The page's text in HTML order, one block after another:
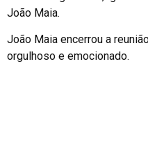
João Maia.
João Maia encerrou a
orgulhoso e emocionado.